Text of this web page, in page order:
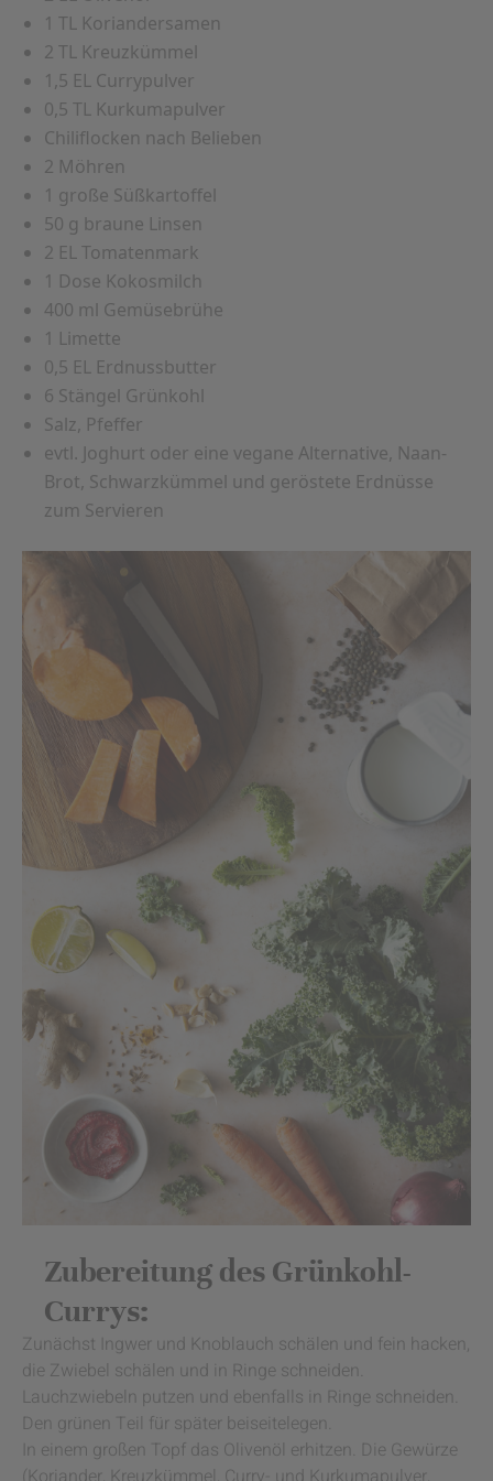
1 TL Koriandersamen
2 TL Kreuzkümmel
1,5 EL Currypulver
0,5 TL Kurkumapulver
Chiliflocken nach Belieben
2 Möhren
1 große Süßkartoffel
50 g braune Linsen
2 EL Tomatenmark
1 Dose Kokosmilch
400 ml Gemüsebrühe
1 Limette
0,5 EL Erdnussbutter
6 Stängel Grünkohl
Salz, Pfeffer
evtl. Joghurt oder eine vegane Alternative, Naan-
Brot, Schwarzkümmel und geröstete Erdnüsse
zum Servieren
Zubereitung des Grünkohl-
Currys:
Zunächst Ingwer und Knoblauch schälen und fein hacken,
die Zwiebel schälen und in Ringe schneiden.
Lauchzwiebeln putzen und ebenfalls in Ringe schneiden.
Den grünen Teil für später beiseitelegen.
In einem großen Topf das Olivenöl erhitzen. Die Gewürze